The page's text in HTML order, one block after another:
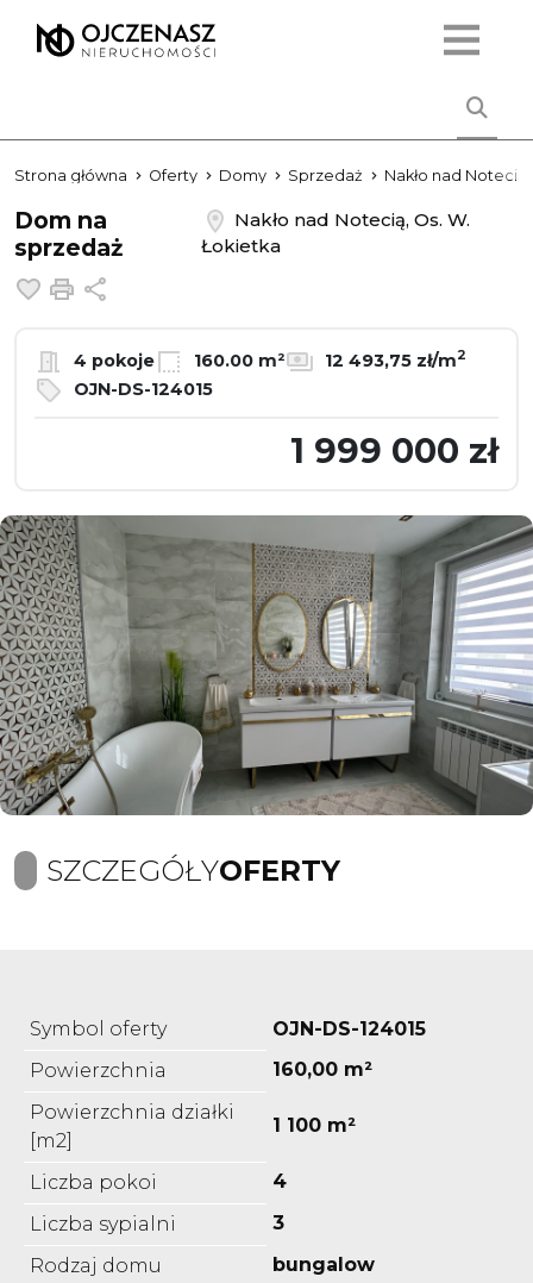
Strona główna Oferty Domy Sprzedaż Nakło nad Notecią
Dom na
sprzedaż
Nakło nad Notecią, Os. W.
Łokietka
Dodaj do ulubionych
Drukuj
4 pokoje 160.00 m² 12 493,75 zł/m2
OJN-DS-124015
1 999 000 zł
SZCZEGÓŁYOFERTY
Symbol oferty
OJN-DS-124015
Powierzchnia
160,00 m²
Powierzchnia działki
[m2]
1 100 m²
Liczba pokoi
4
Liczba sypialni
3
Rodzaj domu
bungalow